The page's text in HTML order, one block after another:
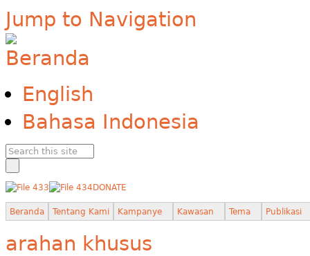
Jump to Navigation
English
Bahasa Indonesia
DONATE
Beranda Tentang Kami Kampanye Kawasan Tema Publikasi
arahan khusus